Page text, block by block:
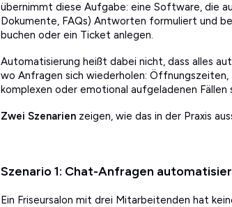
übernimmt diese Aufgabe: eine Software, die
Dokumente, FAQs) Antworten formuliert und
buchen oder ein Ticket anlegen.
Automatisierung heißt dabei nicht, dass alles
wo Anfragen sich wiederholen:
komplexen oder emotional aufgeladenen
Zwei Szenarien zeigen, wie das in der Praxis
Szenario 1: Chat-Anfragen
Ein Friseursalon mit drei Mitarbeitenden hat